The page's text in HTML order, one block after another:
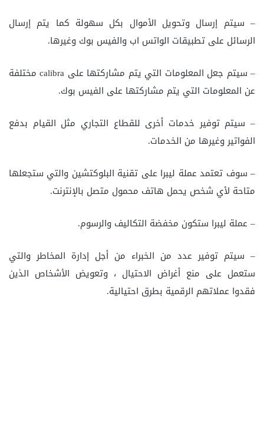
– سيتم إرسال وتحويل الأموال بكل سهولة كما يتم إرسال
الرسائل على تطبيقات الواتس اب والفيس بوك وغيرها.
– سيتم جعل المعلومات التي يتم مشاركتها على calibra مختلفة
عن المعلومات التي يتم مشاركتها على الفيس بوك.
– سيتم توفير خدمات أخرى للقطاع التجاري مثل القيام بدفع
الفواتير وغيرها من الخدمات.
– سوف تعتمد عملة ليبرا على تقنية البلوكتشين والتي ستجعلها
متاحة لأي شخص يحمل هاتف محمول متصل بالإنترنت.
– عملة ليبرا ستكون مخفضة التكاليف والرسوم.
– سيتم توفير عدد من الخبراء من أجل إدارة المخاطر والتي
ستعمل على منع أغراض الاحتيال ، وتعويض الأشخاص الذين
فقدوا عملاتهم الرقمية بطرق احتيالية.